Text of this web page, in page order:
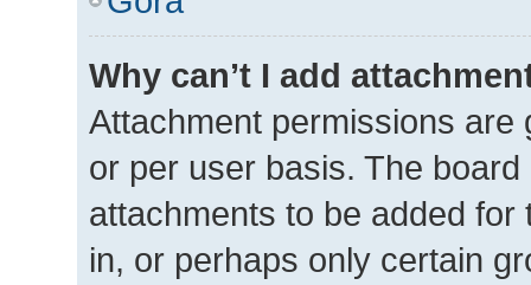
Why can’t I add
Attachment permissions
or per user basis. The
attachments to be added
in, or perhaps only certain